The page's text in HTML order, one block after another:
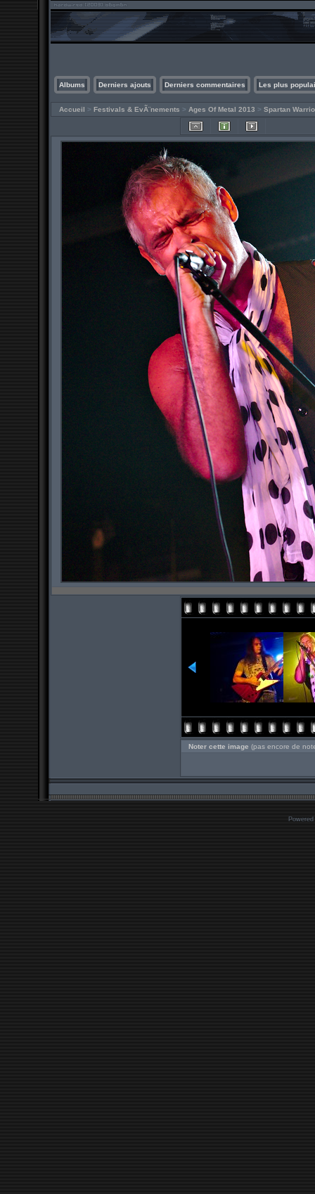
Albums Derniers ajouts Derniers commentaires Les plus
Accueil > Festivals & EvÃ¨nements > Ages Of Metal 2013 > Spartan
Noter cette image (pas encore de